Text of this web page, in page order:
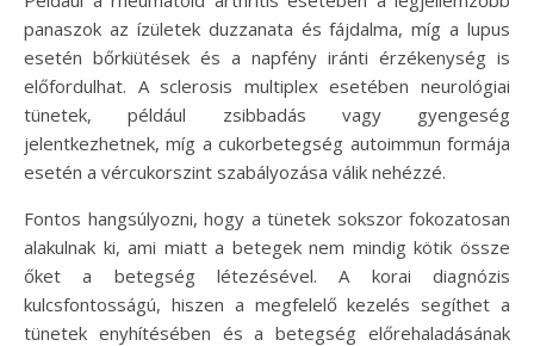
panaszok az ízületek duzzanata és fájdalma, míg a lupus
esetén bőrkiütések és a napfény iránti érzékenység is
előfordulhat. A sclerosis multiplex esetében neurológiai
tünetek, például zsibbadás vagy gyengeség
jelentkezhetnek, míg a cukorbetegség autoimmun formája
esetén a vércukorszint szabályozása válik nehézzé.
Fontos hangsúlyozni, hogy a tünetek sokszor fokozatosan
alakulnak ki, ami miatt a betegek nem mindig kötik össze
őket a betegség létezésével. A korai diagnózis
kulcsfontosságú, hiszen a megfelelő kezelés segíthet a
tünetek enyhítésében és a betegség előrehaladásának